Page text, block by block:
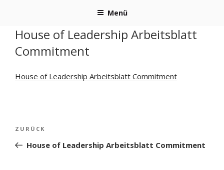
springen
Menü
House of Leadership Arbeitsblatt
Commitment
House of Leadership Arbeitsblatt Commitment
Vorheriger
Beitrag
ZURÜCK
House of Leadership Arbeitsblatt Commitment